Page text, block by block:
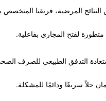
المرضية، فريقنا المتخصص
لفتح المجاري بفاعلية.
التدفق الطبيعي للصرف
حلاً سريعًا ودائمًا للمشكلة.